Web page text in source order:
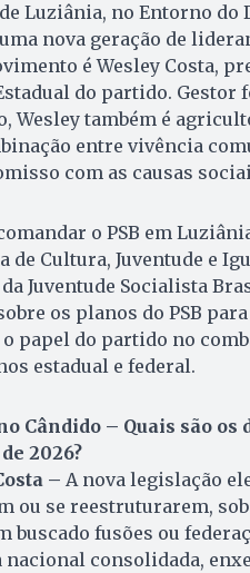
Luziânia, no Entorno do
nova geração de
é Wesley Costa,
do partido. Gestor
Wesley também é
entre vivência
com as causas
o PSB em
de Cultura, Juventude e
Juventude Socialista
os planos do PSB
papel do partido no
estadual e federal.
Cândido – Quais são os
2026?
– A nova legislação
ou se reestruturarem,
buscado fusões ou
nacional consolidada,